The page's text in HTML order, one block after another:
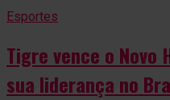
Esportes
Tigre vence o Novo
sua liderança no